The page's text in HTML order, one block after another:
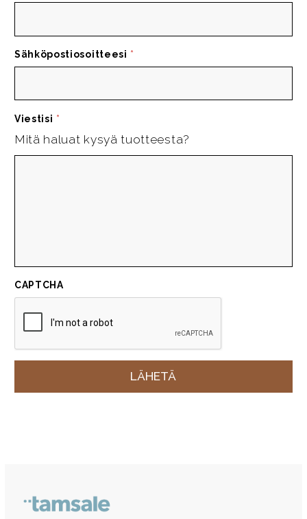
Sähköpostiosoitteesi *
Viestisi *
Mitä haluat kysyä tuotteesta?
CAPTCHA